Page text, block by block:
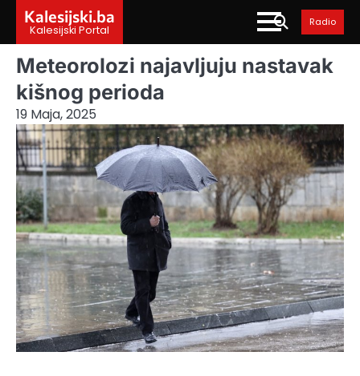
content
Kalesijski.ba
Kalesijski Portal
Radio
Meteorolozi najavljuju nastavak
kišnog perioda
19 Maja, 2025